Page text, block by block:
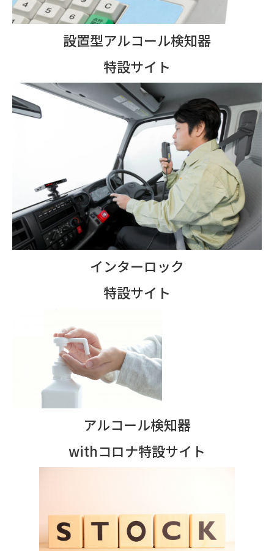
設置型アルコール検知器
特設サイト
インターロック
特設サイト
アルコール検知器
withコロナ特設サイト